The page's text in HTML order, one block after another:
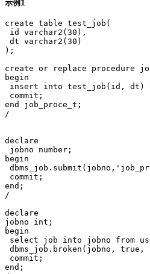
示例1
create table test_job(
id varchar2(30),
dt varchar2(30)
);
create or replace procedure
begin
insert into test_job(id, dt)
commit;
end job_proce_t;
/
declare
jobno number;
begin
commit;
end;
/
declare
jobno int;
begin
select job into jobno from
dbms_job.broken(jobno, true,
commit;
end;